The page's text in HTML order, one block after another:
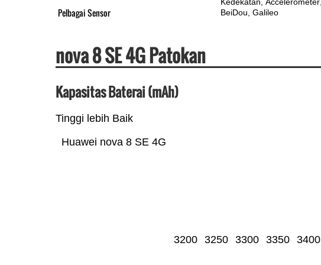
Pelbagai Sensor
BeiDou Galileo
nova 8 SE 4G Patokan
Kapasitas Baterai (mAh)
Tinggi lebih Baik
Huawei nova 8 SE 4G
3200 3250 3300 3350 3400